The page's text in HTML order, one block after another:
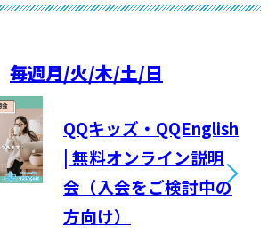
毎週月/火/木/土/日
QQキッズ・QQEnglish
| 無料オンライン説明
会（入会をご検討中の
方向け）